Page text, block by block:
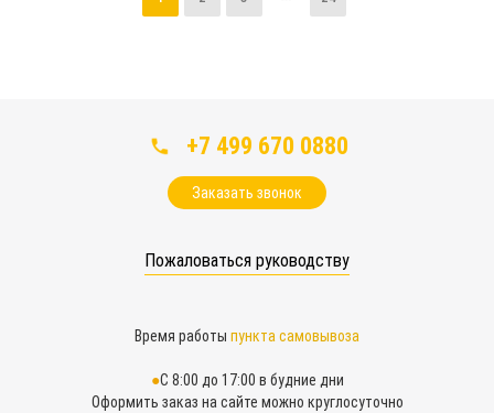
+7 499 670 0880
Заказать звонок
Пожаловаться руководству
Время работы пункта самовывоза
С 8:00 до 17:00 в будние дни
Оформить заказ на сайте можно круглосуточно